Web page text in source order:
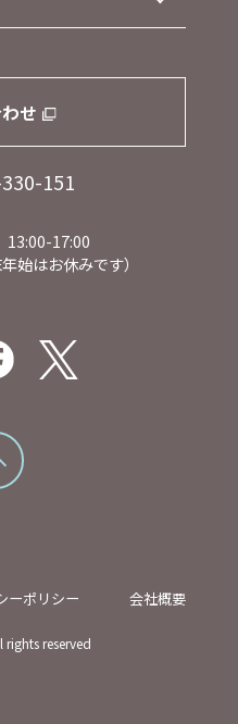
せ
151
13:00-17:00
始はお休みです）
ーポリシー 会社概要
rights reserved